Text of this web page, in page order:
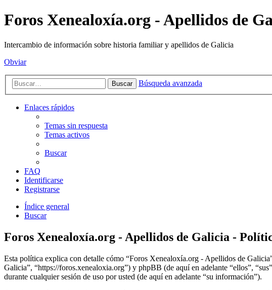
Foros Xenealoxía.org - Apellidos de
Intercambio de información sobre historia familiar y apellidos de Galicia
Obviar
Buscar Búsqueda avanzada
Enlaces rápidos
Temas sin respuesta
Temas activos
Buscar
FAQ
Identificarse
Registrarse
Índice general
Buscar
Foros Xenealoxía.org - Apellidos de Galicia -
Esta política explica con detalle cómo “Foros Xenealoxía.org - Apellidos de
Galicia”, “https://foros.xenealoxia.org”) y phpBB (de aquí en adelante “ellos”,
durante cualquier sesión de uso por usted (de aquí en adelante “su información”).